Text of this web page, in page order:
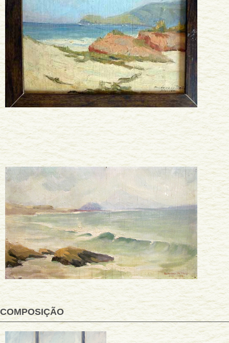
COMPOSIÇÃO